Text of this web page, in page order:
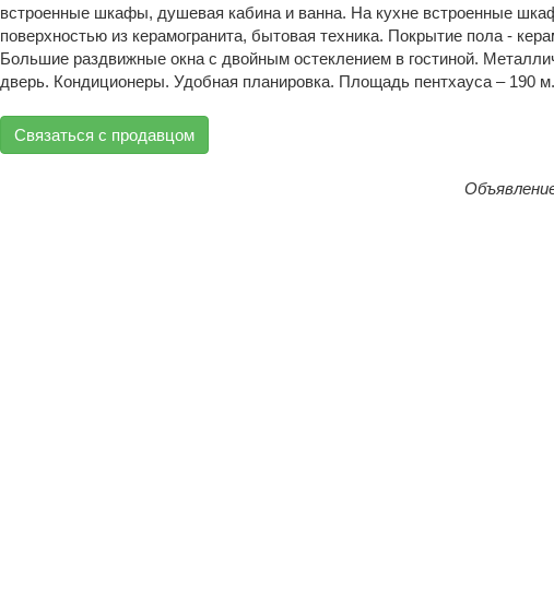
встроенные шкафы, душевая кабина и ванна. На кухне встроенные
поверхностью из керамогранита, бытовая техника. Покрытие пола -
Большие раздвижные окна с двойным остеклением в гостиной.
дверь. Кондиционеры. Удобная планировка. Площадь пентхауса – 190
Связаться с продавцом